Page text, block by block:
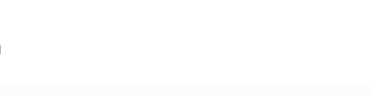
the